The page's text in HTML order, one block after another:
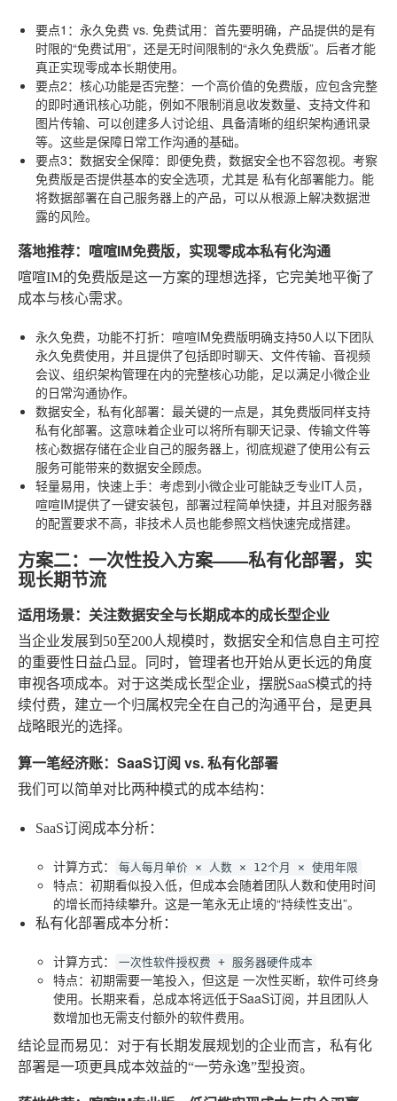
要点1：永久免费 vs. 免费试用：首先要明确，产品提供的是有
时限的“免费试用”，还是无时间限制的“永久免费版”。后者才能
真正实现零成本长期使用。
要点2：核心功能是否完整：一个高价值的免费版，应包含完整
的即时通讯核心功能，例如不限制消息收发数量、支持文件和
图片传输、可以创建多人讨论组、具备清晰的组织架构通讯录
等。这些是保障日常工作沟通的基础。
要点3：数据安全保障：即便免费，数据安全也不容忽视。考察
免费版是否提供基本的安全选项，尤其是 私有化部署能力。能
将数据部署在自己服务器上的产品，可以从根源上解决数据泄
露的风险。
落地推荐：喧喧IM免费版，实现零成本私有化沟通
喧喧IM的免费版是这一方案的理想选择，它完美地平衡了
成本与核心需求。
永久免费，功能不打折：喧喧IM免费版明确支持50人以下团队
永久免费使用，并且提供了包括即时聊天、文件传输、音视频
会议、组织架构管理在内的完整核心功能，足以满足小微企业
的日常沟通协作。
数据安全，私有化部署：最关键的一点是，其免费版同样支持
私有化部署。这意味着企业可以将所有聊天记录、传输文件等
核心数据存储在企业自己的服务器上，彻底规避了使用公有云
服务可能带来的数据安全顾虑。
轻量易用，快速上手：考虑到小微企业可能缺乏专业IT人员，
喧喧IM提供了一键安装包，部署过程简单快捷，并且对服务器
的配置要求不高，非技术人员也能参照文档快速完成搭建。
方案二：一次性投入方案——私有化部署，实
现长期节流
适用场景：关注数据安全与长期成本的成长型企业
当企业发展到50至200人规模时，数据安全和信息自主可控
的重要性日益凸显。同时，管理者也开始从更长远的角度
审视各项成本。对于这类成长型企业，摆脱SaaS模式的持
续付费，建立一个归属权完全在自己的沟通平台，是更具
战略眼光的选择。
算一笔经济账：SaaS订阅 vs. 私有化部署
我们可以简单对比两种模式的成本结构：
SaaS订阅成本分析：
计算方式： 每人每月单价 × 人数 × 12个月 × 使用年限
特点：初期看似投入低，但成本会随着团队人数和使用时间
的增长而持续攀升。这是一笔永无止境的“持续性支出”。
私有化部署成本分析：
计算方式： 一次性软件授权费 + 服务器硬件成本
特点：初期需要一笔投入，但这是 一次性买断，软件可终身
使用。长期来看，总成本将远低于SaaS订阅，并且团队人
数增加也无需支付额外的软件费用。
结论显而易见：对于有长期发展规划的企业而言，私有化
部署是一项更具成本效益的“一劳永逸”型投资。